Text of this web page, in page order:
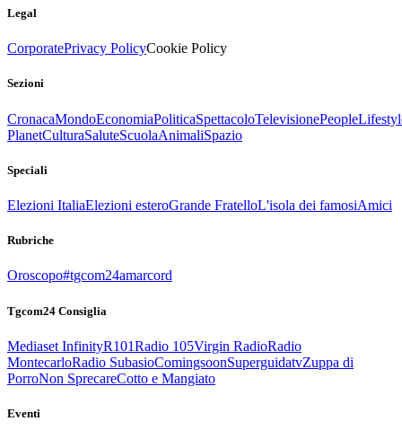
Legal
CorporatePrivacy PolicyCookie Policy
Sezioni
CronacaMondoEconomiaPoliticaSpettacoloTelevisionePeople
PlanetCulturaSaluteScuolaAnimaliSpazio
Speciali
Elezioni ItaliaElezioni esteroGrande FratelloL'isola dei famosiAmici
Rubriche
Oroscopo#tgcom24amarcord
Tgcom24 Consiglia
Mediaset InfinityR101Radio 105Virgin RadioRadio
MontecarloRadio SubasioComingsoonSuperguidatvZuppa di
PorroNon SprecareCotto e Mangiato
Eventi